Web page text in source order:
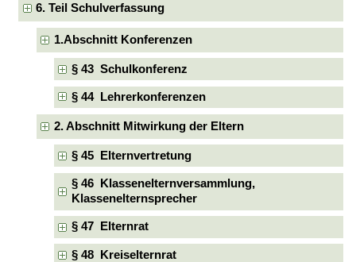
6. Teil Schulverfassung
1.Abschnitt Konferenzen
§ 43 Schulkonferenz
§ 44 Lehrerkonferenzen
2. Abschnitt Mitwirkung der Eltern
§ 45 Elternvertretung
§ 46 Klassenelternversammlung,
Klassenelternsprecher
§ 47 Elternrat
§ 48 Kreiselternrat